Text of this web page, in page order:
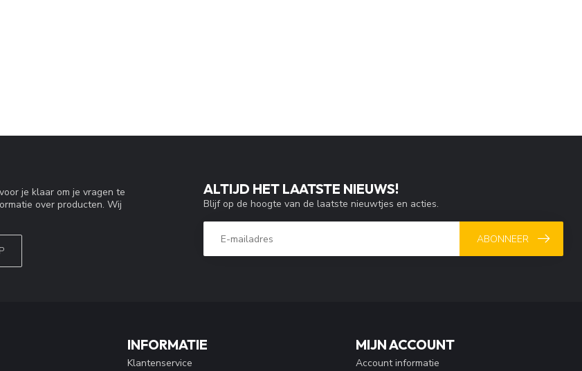
je klaar om je vragen te
over producten. Wij
ALTIJD HET LAATSTE NIEUWS!
Blijf op de hoogte van de laatste nieuwtjes en acties.
ABONNEER
INFORMATIE
Klantenservice
MIJN ACCOUNT
Account informatie